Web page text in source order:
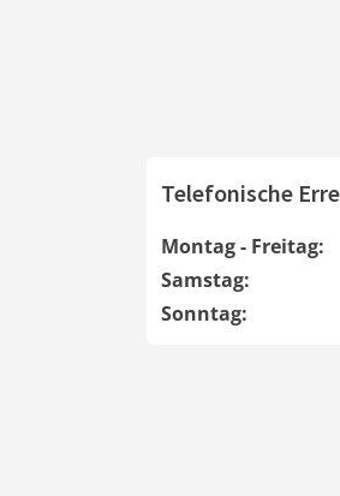
Telefonische
Montag - Freitag:
Samstag:
Sonntag: